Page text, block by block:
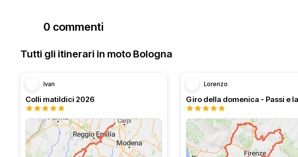
0 commenti
Tutti gli itinerari in moto Bologna
Ivan
Colli matildici 2026
Lorenzo